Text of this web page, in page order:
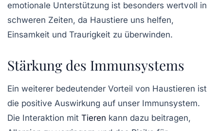
emotionale Unterstützung ist besonders wertvoll in
schweren Zeiten, da Haustiere uns helfen,
Einsamkeit und Traurigkeit zu überwinden.
Stärkung des Immunsystems
Ein weiterer bedeutender Vorteil von Haustieren ist
die positive Auswirkung auf unser Immunsystem.
Die Interaktion mit Tieren kann dazu beitragen,